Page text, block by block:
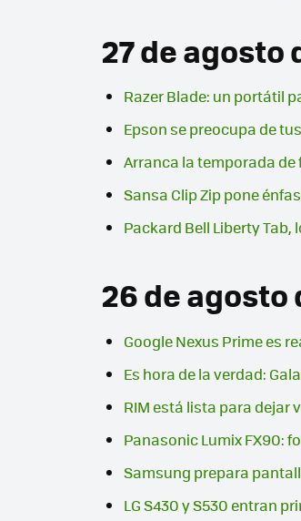
27 de agosto
Razer Blade: un portátil
Epson se preocupa de
Arranca la temporada de
Sansa Clip Zip pone
Packard Bell Liberty Tab,
26 de agosto
Google Nexus Prime es
Es hora de la verdad:
RIM está lista para dejar
Panasonic Lumix FX90:
Samsung prepara
LG S430 y S530 entran